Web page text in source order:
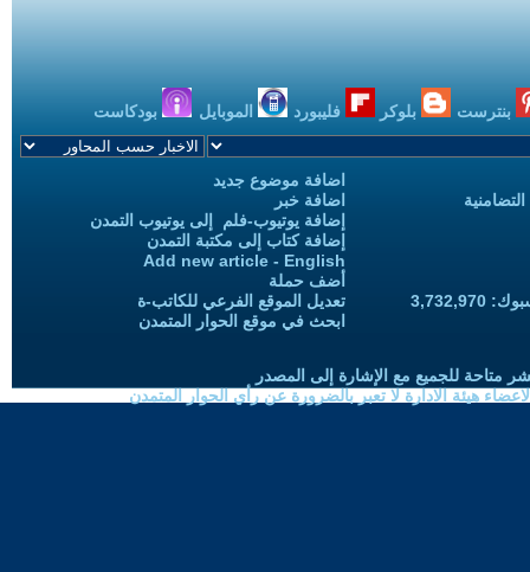
بنترست بلوكر فليبورد الموبايل بودكاست
اضافة موضوع جديد
اضافة خبر
إضافة يوتيوب-فلم إلى يوتيوب التمدن
إضافة كتاب إلى مكتبة التمدن
Add new article - English
أضف حملة
تعديل الموقع الفرعي للكاتب-ة
ابحث في موقع الحوار المتمدن
متاحة للجميع مع الإشارة إلى المصدر
هيئة الادارة لا تعبر بالضرورة عن رأي الحوار المتمدن